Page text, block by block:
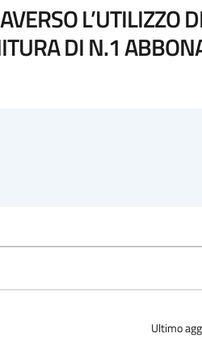
L’UTILIZZO
DI N.1
Ultimo